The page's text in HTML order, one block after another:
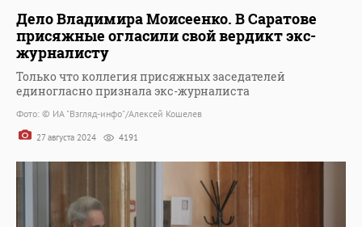
Дело Владимира Моисеенко. В Саратове
присяжные огласили свой вердикт экс-
журналисту
Только что коллегия присяжных заседателей
единогласно признала экс-журналиста
Фото: © ИА "Взгляд-инфо"/Алексей Кошелев
27 августа 2024 4191